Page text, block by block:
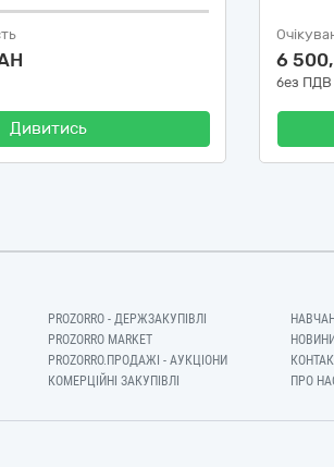
Дивитись
6
без ПДВ
PROZORRO - ДЕРЖЗАКУПІВЛІ
PROZORRO MARKET
PROZORRO.ПРОДАЖІ - АУКЦІОНИ
КОМЕРЦІЙНІ ЗАКУПІВЛІ
НОВИНИ
ПРО